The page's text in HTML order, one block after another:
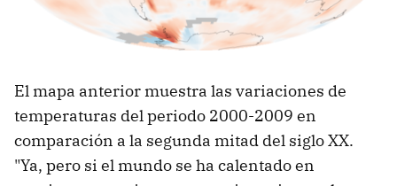
El mapa anterior muestra las variaciones de
temperaturas del periodo 2000-2009 en
comparación a la segunda mitad del siglo XX.
"Ya, pero si el mundo se ha calentado en